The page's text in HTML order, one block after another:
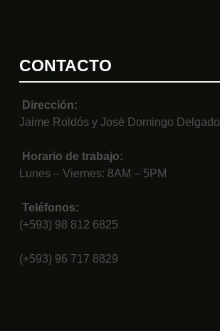
CONTACTO
Dirección:
Jaime Roldós y José Domingo Delgado
Horario de trabajo:
Lunes – Viernes: 8AM – 5PM
Teléfonos:
(+593) 98 812 6825
(+593) 96 717 8829